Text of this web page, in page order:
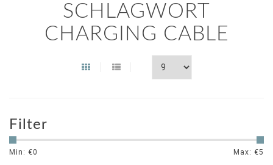
SCHLAGWORT
CHARGING CABLE
Filter
Min: €0 Max: €5